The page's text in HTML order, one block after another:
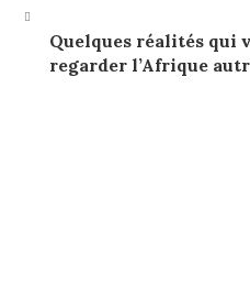
Quelques réalités qui
regarder l’Afrique